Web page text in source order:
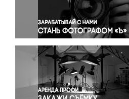
Правосудие
Происшествия и конфликты
Религия
Светская жизнь
Спорт
Экология
Экономика и бизнес